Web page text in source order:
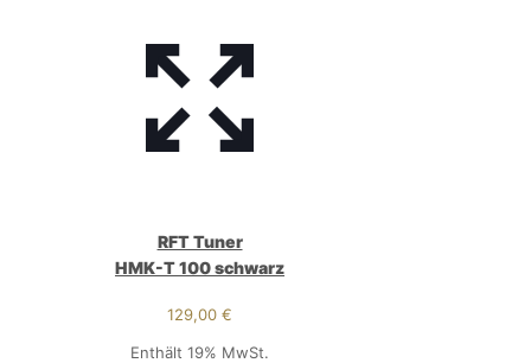
RFT Tuner
HMK-T 100 schwarz
129,00€
Enthält 19% MwSt.